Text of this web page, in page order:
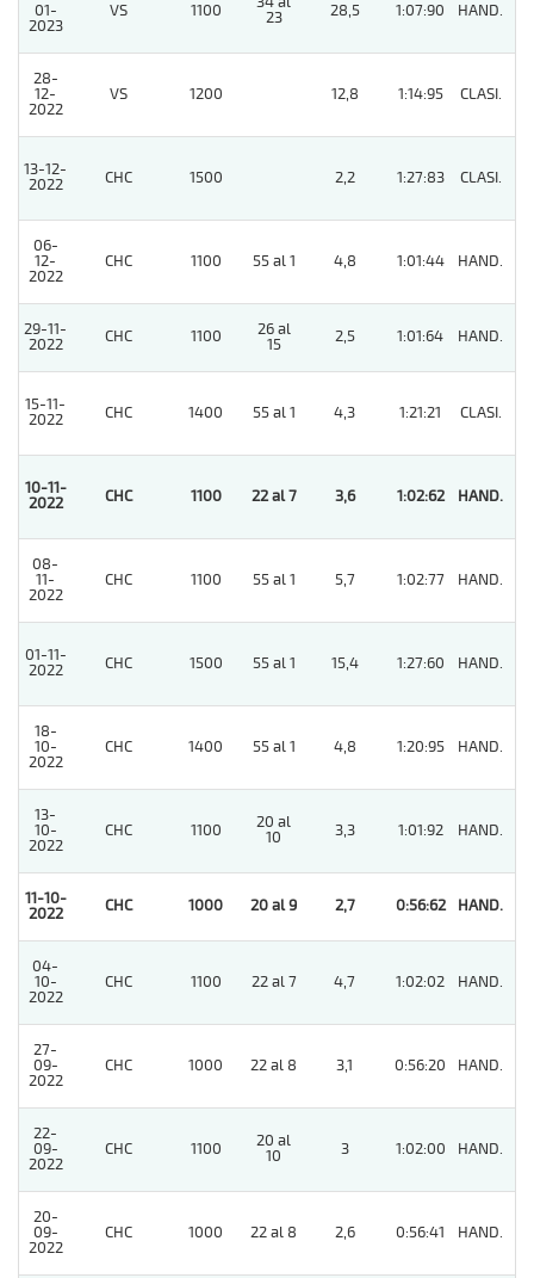
01-
2023
VS 1100
23
28,5 1:07:90 HAND.
28-
12-
2022
VS 1200 12,8 1:14:95 CLASI.
13-12-
2022
CHC 1500 2,2 1:27:83 CLASI.
06-
12-
2022
CHC 1100 55 al 1 4,8 1:01:44 HAND.
29-11-
2022
CHC 1100
26 al
15
2,5 1:01:64 HAND.
15-11-
2022
CHC 1400 55 al 1 4,3 1:21:21 CLASI.
10-11-
2022
CHC 1100 22 al 7 3,6 1:02:62 HAND.
08-
11-
2022
CHC 1100 55 al 1 5,7 1:02:77 HAND.
01-11-
2022
CHC 1500 55 al 1 15,4 1:27:60 HAND.
18-
10-
2022
CHC 1400 55 al 1 4,8 1:20:95 HAND.
13-
10-
2022
CHC 1100
20 al
10
3,3 1:01:92 HAND.
11-10-
2022
CHC 1000 20 al 9 2,7 0:56:62 HAND.
04-
10-
2022
CHC 1100 22 al 7 4,7 1:02:02 HAND.
27-
09-
2022
CHC 1000 22 al 8 3,1 0:56:20 HAND.
22-
09-
2022
CHC 1100
20 al
10
3 1:02:00 HAND.
20-
09-
2022
CHC 1000 22 al 8 2,6 0:56:41 HAND.